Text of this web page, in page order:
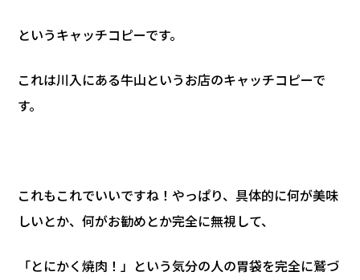
というキャッチコピーです。
これは川入にある牛山というお店のキャッチコピーで
す。
これもこれでいいですね！やっぱり、具体的に何が美味
しいとか、何がお勧めとか完全に無視して、
「とにかく焼肉！」という気分の人の胃袋を完全に鷲づ